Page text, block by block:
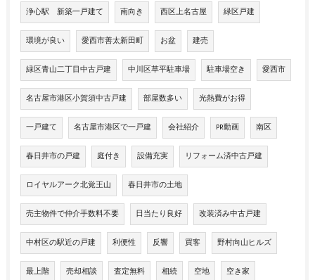
浄心駅 新築一戸建て 南向き 西区上名古屋 緑区戸建
環境が良い 愛西市善太新田町 お盆 建売
緑区青山二丁目中古戸建 中川区草平駐車場 駐車場空き 愛西市
名古屋市港区小賀須中古戸建 部屋数多い 光熱費がお得
一戸建て 名古屋市港区で一戸建 会社紹介 PR動画 南区
春日井市の戸建 庭付き 設備充実 リフォーム済中古戸建
ロイヤルアーク北覚王山 春日井市の土地
売主物件で仲介手数料不要 日当たり良好 改装済み中古戸建
中村区の駅近の戸建 利便性 反響 買客 野村向山ヒルズ
最上階 売却相談 査定無料 相続 空地 空き家